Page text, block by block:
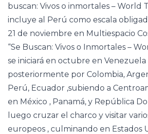
buscan: Vivos o inmortales – World
incluye al Perú como escala
21 de noviembre en Multiespacio
“Se Buscan: Vivos o Inmortales –
se iniciará en octubre en Venezuela
posteriormente por Colombia,
Perú, Ecuador ,subiendo a
en México , Panamá, y República
luego cruzar el charco y visitar
europeos , culminando en Estados